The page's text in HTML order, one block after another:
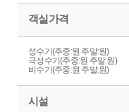
객실가격
성수기(주중:원 주말:원)
극성수기(주중:원 주말:원)
비수기(주중:원 주말:원)
시설